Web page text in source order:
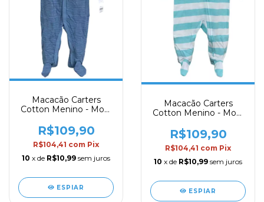
Macacão Carters
Cotton Menino - Mod.
R$109,90
R$104,41 com Pix
10 x de R$10,99 sem juros
ESPIAR
Macacão Carters
Cotton Menino - Mod.
R$109,90
R$104,41 com Pix
10 x de R$10,99 sem juros
ESPIAR